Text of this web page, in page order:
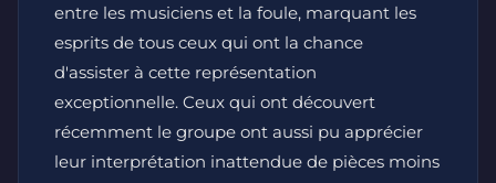
entre les musiciens et la foule, marquant les
esprits de tous ceux qui ont la chance
d'assister à cette représentation
exceptionnelle. Ceux qui ont découvert
récemment le groupe ont aussi pu apprécier
leur interprétation inattendue de pièces moins